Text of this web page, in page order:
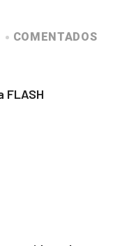
COMENTADOS
FLASH